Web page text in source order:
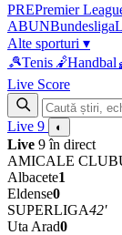
PREPremier
ABUNBundesliga
Alte sporturi ▾
🎾Tenis 🤾Handbal
Live Score
Live 9 ◐
Live 9 în direct
AMICALE
Albacete1
Eldense0
SUPERLIGA42'
Uta Arad0